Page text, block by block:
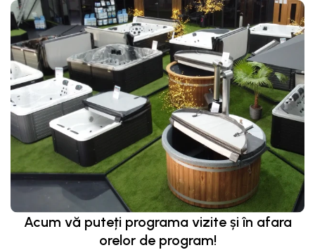
180 x 110 x 190 cm 230v/3340 W
5.895€
Saună cu infraroșu – SW 140 Corner Luxe
140 x 140 x 190 cm 230v/2840 W
5.995
Acum vă puteți programa vizite și în afara
orelor de program!